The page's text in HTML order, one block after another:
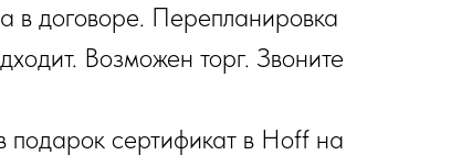
в договоре. Перепланировка
Возможен торг. Звоните
подарок сертификат в Hoff на